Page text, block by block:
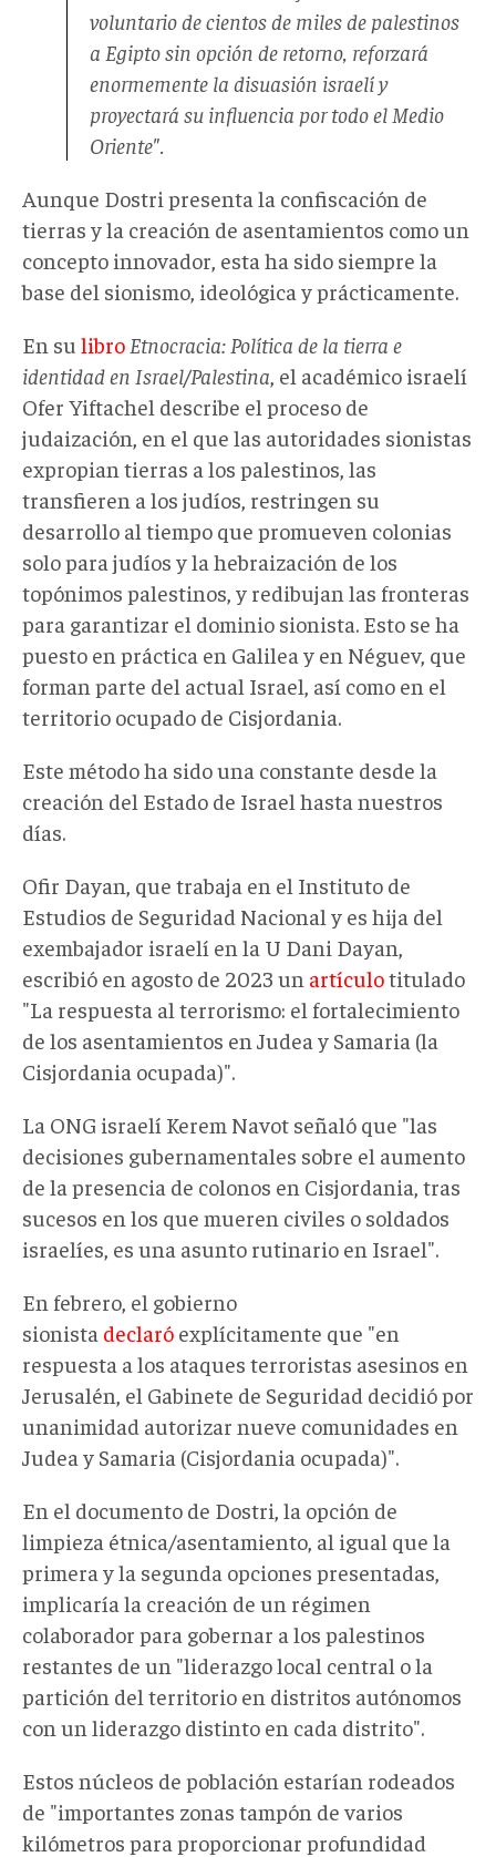
voluntario de cientos de miles de palestinos
a Egipto sin opción de retorno, reforzará
enormemente la disuasión israelí y
proyectará su influencia por todo el Medio
Oriente".
Aunque Dostri presenta la confiscación de
tierras y la creación de asentamientos como un
concepto innovador, esta ha sido siempre la
base del sionismo, ideológica y prácticamente.
En su libro Etnocracia: Política de la tierra e
identidad en Israel/Palestina , el académico israelí
Ofer Yiftachel describe el proceso de
judaización, en el que las autoridades sionistas
expropian tierras a los palestinos, las
transfieren a los judíos, restringen su
desarrollo al tiempo que promueven colonias
solo para judíos y la hebraización de los
topónimos palestinos, y redibujan las fronteras
para garantizar el dominio sionista. Esto se ha
puesto en práctica en Galilea y en Néguev, que
forman parte del actual Israel, así como en el
territorio ocupado de Cisjordania.
Este método ha sido una constante desde la
creación del Estado de Israel hasta nuestros
días.
Ofir Dayan, que trabaja en el Instituto de
Estudios de Seguridad Nacional y es hija del
exembajador israelí en la U Dani Dayan,
escribió en agosto de 2023 un artículotitulado
"La respuesta al terrorismo: el fortalecimiento
de los asentamientos en Judea y Samaria (la
Cisjordania ocupada)".
La ONG israelí Kerem Navot señaló que "las
decisiones gubernamentales sobre el aumento
de la presencia de colonos en Cisjordania, tras
sucesos en los que mueren civiles o soldados
israelíes, es una asunto rutinario en Israel".
En febrero, el gobierno
sionista declaró explícitamente que "en
respuesta a los ataques terroristas asesinos en
Jerusalén, el Gabinete de Seguridad decidió por
unanimidad autorizar nueve comunidades en
Judea y Samaria (Cisjordania ocupada)".
En el documento de Dostri, la opción de
limpieza étnica/asentamiento, al igual que la
primera y la segunda opciones presentadas,
implicaría la creación de un régimen
colaborador para gobernar a los palestinos
restantes de un "liderazgo local central o la
partición del territorio en distritos autónomos
con un liderazgo distinto en cada distrito".
Estos núcleos de población estarían rodeados
de "importantes zonas tampón de varios
kilómetros para proporcionar profundidad